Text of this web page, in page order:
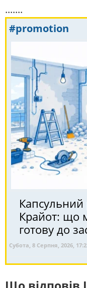
.......
#promotion
Капсульний
Крайот: що
готову до
Субота, 8 Серпня, 2026,